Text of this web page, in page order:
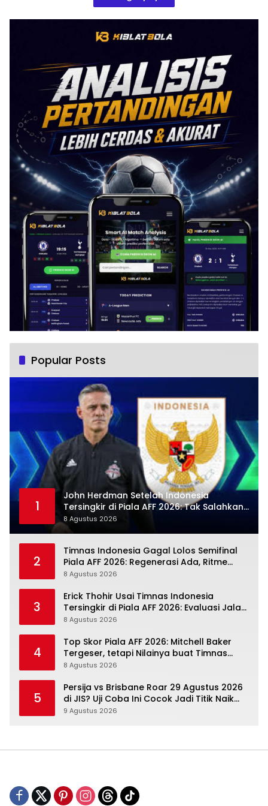
Popular Posts
1
John Herdman Setelah Indonesia
Tersingkir di Piala AFF 2026: Tak Salahkan
Wasit, Mitchell Baker Tetap Jadi Modal
8 Agustus 2026
2
Timnas Indonesia Gagal Lolos Semifinal
Piala AFF 2026: Regenerasi Ada, Ritme
Kompetisi Masih Harus Mengejar
8 Agustus 2026
3
Erick Thohir Usai Timnas Indonesia
Tersingkir di Piala AFF 2026: Evaluasi Jalan,
Agenda Berikutnya Sudah Dekat
8 Agustus 2026
4
Top Skor Piala AFF 2026: Mitchell Baker
Tergeser, tetapi Nilainya buat Timnas
Indonesia Justru Naik
8 Agustus 2026
5
Persija vs Brisbane Roar 29 Agustus 2026
di JIS? Uji Coba Ini Cocok Jadi Titik Naik
Macan Kemayoran
9 Agustus 2026